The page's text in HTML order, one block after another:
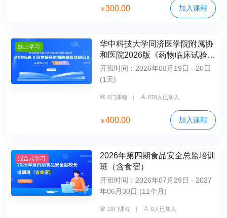
￥300.00 加入课程
线上学习
华中科技大学同济医学院附属协
和医院2026版《药物临床试验质
量管理规范》专项内训班（纯线
上班）
开班时间：2026年08月19日 - 20日
(1天)
0门课程 878人已加入
￥400.00 加入课程
混合式学习
2026年第四期食品安全总监培训
班（含食宿）
开班时间：2026年07月29日 - 2027
年06月30日 (11个月)
19门课程 0人已加入